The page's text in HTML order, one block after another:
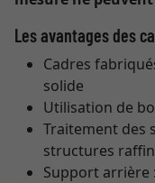
Les avantages des
Cadres
solide
Utilisation de
Traitement des
structures
Support arrière